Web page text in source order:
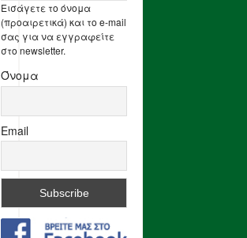
Εισάγετε το όνομα
(προαιρετικά) και το e-mail
σας για να εγγραφείτε
στο newsletter.
Όνομα
Email